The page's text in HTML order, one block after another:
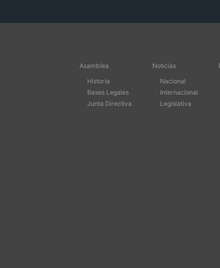
Asamblea
Historia
Bases Legales
Junta Directiva
Noticias
Nacional
Internacional
Legislativa